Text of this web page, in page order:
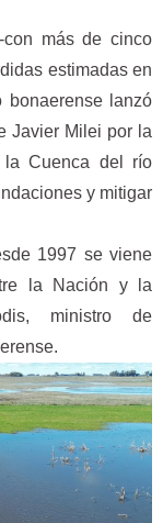
más de cinco
estimadas en
bonaerense lanzó
Javier Milei por la
la Cuenca del río
y mitigar
1997 se viene
la Nación y la
ministro de